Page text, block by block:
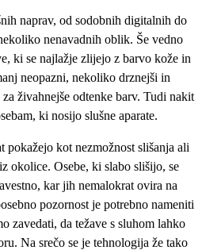
naprav, od sodobnih digitalnih do
nenavadnih oblik. Še vedno
ki se najlažje zlijejo z barvo kože in
neopazni, nekoliko drznejši in
živahnejše odtenke barv. Tudi nakit
ki nosijo slušne aparate.
pokažejo kot nezmožnost slišanja ali
okolice. Osebe, ki slabo slišijo, se
kar jih nemalokrat ovira na
pozornost je potrebno nameniti
zavedati, da težave s sluhom lahko
Na srečo se je tehnologija že tako